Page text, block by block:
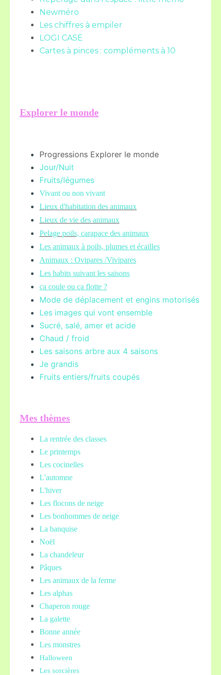
Newméro
Les chiffres à empiler
LOGI CASE
Cartes à pinces : compléments à 10
Explorer le monde
Progressions Explorer le monde
Jour/Nuit
Fruits/légumes
Vivant ou non vivant
Lieux d'habitation des animaux
Lieux de vie des animaux
Pelage poils, carapace des animaux
Les animaux à poils, plumes et écailles
Animaux : Ovipares /Vivipares
Les habits suivant les saisons
ça coule ou ça flotte ?
Mode de déplacement et engins motorisés
Les images qui vont ensemble
Sucré, salé, amer et acide
Chaud / froid
Les saisons arbre aux 4 saisons
Je grandis
Fruits entiers/fruits coupés
Mes thèmes
La rentrée des classes
Le printemps
Les cocinelles
L'automne
L'hiver
Les flocons de neige
Les bonhommes de neige
La banquise
Noël
La chandeleur
Pâques
Les animaux de la ferme
Les alphas
Chaperon rouge
La galette
Bonne année
Les monstres
Halloween
Les sorcières